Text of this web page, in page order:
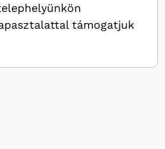
támogatjuk